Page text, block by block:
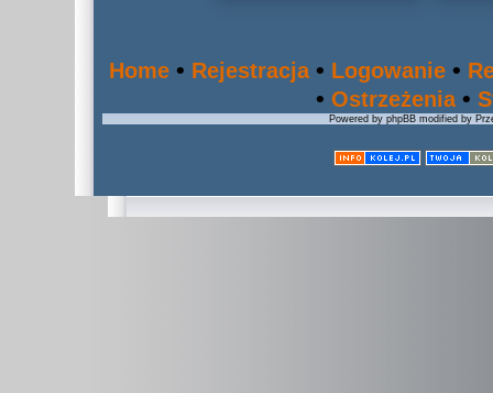
Home• Rejestracja• Logowanie•
• Ostrzeżenia•
Powered by phpBB modified by